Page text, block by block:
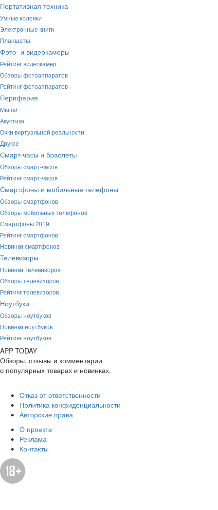
Портативная техника
Умные колонки
Электронные книги
Планшеты
Фото- и видеокамеры
Рейтинг видеокамер
Обзоры фотоаппаратов
Рейтинг фотоаппаратов
Периферия
Мыши
Акустика
Очки виртуальной реальности
Другое
Смарт-часы и браслеты
Обзоры смарт-часов
Рейтинг смарт-часов
Смартфоны и мобильные телефоны
Обзоры смартфонов
Обзоры мобильных телефонов
Смартфоны 2019
Рейтинг смартфонов
Новинки смартфонов
Телевизоры
Новинки телевизоров
Обзоры телевизоров
Рейтинг телевизоров
Ноутбуки
Обзоры ноутбуков
Новинки ноутбуков
Рейтинг ноутбуков
APP TODAY
Обзоры, отзывы и комментарии
о популярных товарах и новинках.
Отказ от ответственности
Политика конфиденциальности
Авторские права
О проекте
Реклама
Контакты